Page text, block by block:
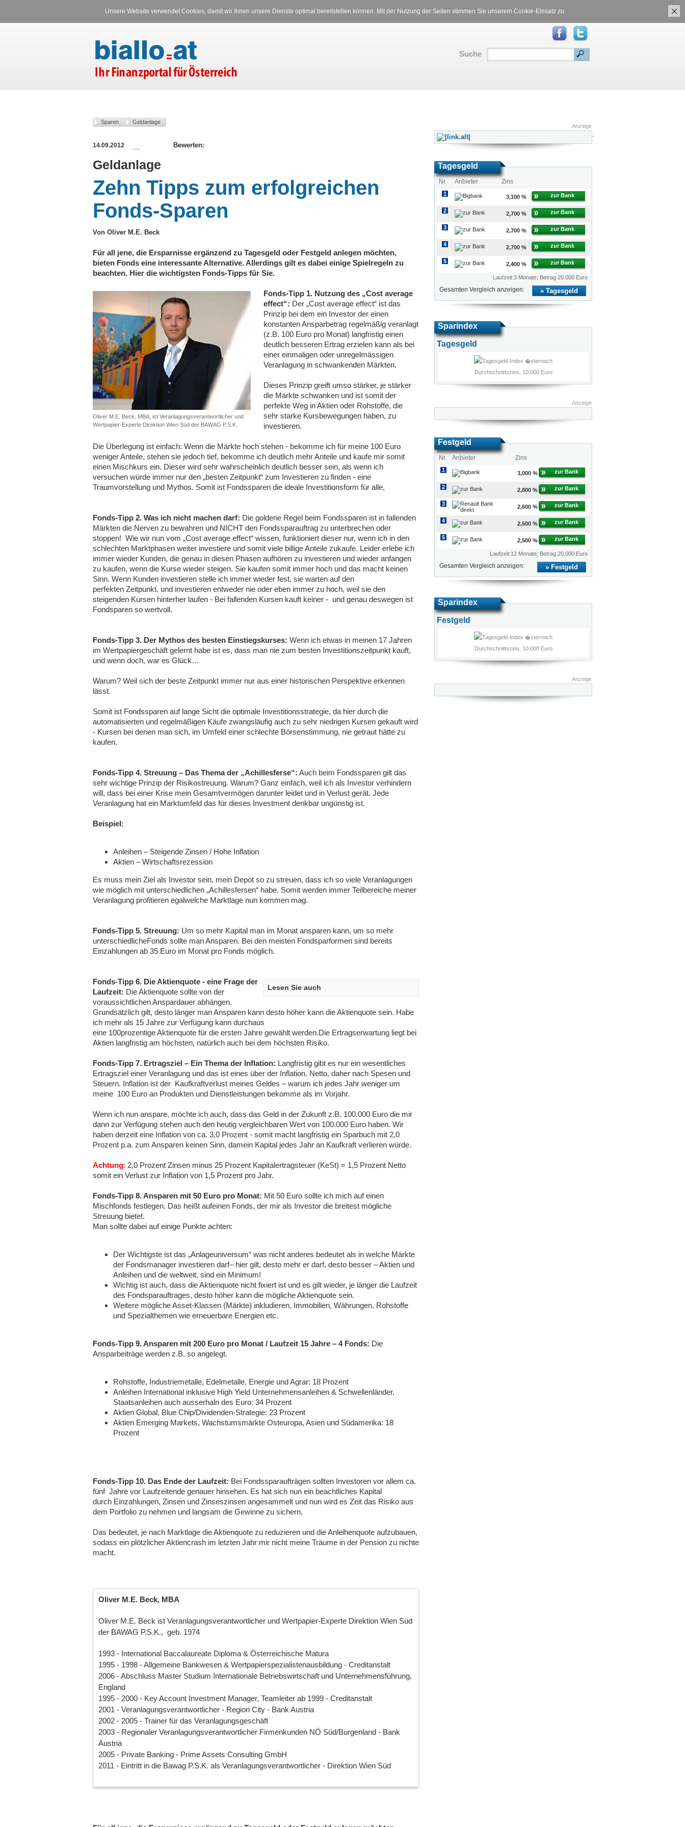
Unsere Website verwendet Cookies, damit wir Ihnen unsere Dienste optimal bereitstellen können. Mit der Nutzung der Seiten stimmen Sie unserem Cookie-Einsatz zu
Suche
Sparen Geldanlage
14.09.2012
Geldanlage
Zehn Tipps zum erfolgreichen
Fonds-Sparen
Von Oliver M.E. Beck
Für all jene, die Ersparnisse ergänzend zu Tagesgeld oder Festgeld anlegen möchten,
bieten Fonds eine interessante Alternative. Allerdings gilt es dabei einige Spielregeln zu
beachten. Hier die wichtigsten Fonds-Tipps für Sie.
Oliver M.E. Beck, MBA, ist Veranlagungsverantwortlicher und
Wertpapier-Experte Direktion Wien Süd der BAWAG P.S.K.
Fonds-Tipp 1. Nutzung des „Cost average
effect“: Der „Cost average effect“ ist das
Prinzip bei dem ein Investor der einen
konstanten Ansparbetrag regelmäßig veranlagt
(z.B. 100 Euro pro Monat) langfristig einen
deutlich besseren Ertrag erzielen kann als bei
einer einmaligen oder unregelmässigen
Veranlagung in schwankenden Märkten.
Dieses Prinzip greift umso stärker, je stärker
die Märkte schwanken und ist somit der
perfekte Weg in Aktien oder Rohstoffe, die
sehr starke Kursbewegungen haben, zu
investieren.
Die Überlegung ist einfach: Wenn die Märkte hoch stehen - bekomme ich für meine 100 Euro
weniger Anteile, stehen sie jedoch tief, bekomme ich deutlich mehr Anteile und kaufe mir somit
einen Mischkurs ein. Dieser wird sehr wahrscheinlich deutlich besser sein, als wenn ich
versuchen würde immer nur den „besten Zeitpunkt“ zum Investieren zu finden - eine
Traumvorstellung und Mythos. Somit ist Fondssparen die ideale Investitionsform für alle,
Fonds-Tipp 2. Was ich nicht machen darf: Die goldene Regel beim Fondssparen ist in fallenden
Märkten die Nerven zu bewahren und NICHT den Fondssparauftrag zu unterbrechen oder
stoppen! Wie wir nun vom „Cost average effect“ wissen, funktioniert dieser nur, wenn ich in den
schlechten Marktphasen weiter investiere und somit viele billige Anteile zukaufe. Leider erlebe ich
immer wieder Kunden, die genau in diesen Phasen aufhören zu investieren und wieder anfangen
zu kaufen, wenn die Kurse wieder steigen. Sie kaufen somit immer hoch und das macht keinen
Sinn. Wenn Kunden investieren stelle ich immer wieder fest, sie warten auf den
perfekten Zeitpunkt, und investieren entweder nie oder eben immer zu hoch, weil sie den
steigenden Kursen hinterher laufen - Bei fallenden Kursen kauft keiner - und genau deswegen ist
Fondsparen so wertvoll.
Fonds-Tipp 3. Der Mythos des besten Einstiegskurses: Wenn ich etwas in meinen 17 Jahren
im Wertpapiergeschäft gelernt habe ist es, dass man nie zum besten Investitionszeitpunkt kauft,
und wenn doch, war es Glück…
Warum? Weil sich der beste Zeitpunkt immer nur aus einer historischen Perspektive erkennen
lässt.
Somit ist Fondssparen auf lange Sicht die optimale Investitionsstrategie, da hier durch die
automatisierten und regelmäßigen Käufe zwangsläufig auch zu sehr niedrigen Kursen gekauft wird
- Kursen bei denen man sich, im Umfeld einer schlechte Börsenstimmung, nie getraut hätte zu
kaufen.
Fonds-Tipp 4. Streuung – Das Thema der „Achillesferse“: Auch beim Fondssparen gilt das
sehr wichtige Prinzip der Risikostreuung. Warum? Ganz einfach, weil ich als Investor verhindern
will, dass bei einer Krise mein Gesamtvermögen darunter leidet und in Verlust gerät. Jede
Veranlagung hat ein Marktumfeld das für dieses Investment denkbar ungünstig ist.
Beispiel:
Anleihen – Steigende Zinsen / Hohe Inflation
Aktien – Wirtschaftsrezession
Es muss mein Ziel als Investor sein, mein Depot so zu streuen, dass ich so viele Veranlagungen
wie möglich mit unterschiedlichen „Achillesfersen“ habe. Somit werden immer Teilbereiche meiner
Veranlagung profitieren egalwelche Marktlage nun kommen mag.
Fonds-Tipp 5. Streuung: Um so mehr Kapital man im Monat ansparen kann, um so mehr
unterschiedlicheFonds sollte man Ansparen. Bei den meisten Fondsparformen sind bereits
Einzahlungen ab 35 Euro im Monat pro Fonds möglich.
Lesen Sie auch
Fonds-Tipp 6. Die Aktienquote - eine Frage der
Laufzeit: Die Aktienquote sollte von der
voraussichtlichen Anspardauer abhängen.
Grundsätzlich gilt, desto länger man Ansparen kann desto höher kann die Aktienquote sein. Habe
ich mehr als 15 Jahre zur Verfügung kann durchaus
eine 100prozentige Aktienquote für die ersten Jahre gewählt werden.Die Ertragserwartung liegt bei
Aktien langfristig am höchsten, natürlich auch bei dem höchsten Risiko.
Fonds-Tipp 7. Ertragsziel – Ein Thema der Inflation: Langfristig gibt es nur ein wesentliches
Ertragsziel einer Veranlagung und das ist eines über der Inflation. Netto, daher nach Spesen und
Steuern. Inflation ist der Kaufkraftverlust meines Geldes – warum ich jedes Jahr weniger um
meine 100 Euro an Produkten und Dienstleistungen bekomme als im Vorjahr.
Wenn ich nun anspare, möchte ich auch, dass das Geld in der Zukunft z.B. 100.000 Euro die mir
dann zur Verfügung stehen auch den heutig vergleichbaren Wert von 100.000 Euro haben. Wir
haben derzeit eine Inflation von ca. 3,0 Prozent - somit macht langfristig ein Sparbuch mit 2,0
Prozent p.a. zum Ansparen keinen Sinn, damein Kapital jedes Jahr an Kaufkraft verlieren würde.
Achtung: 2,0 Prozent Zinsen minus 25 Prozent Kapitalertragsteuer (KeSt) = 1,5 Prozent Netto
somit ein Verlust zur Inflation von 1,5 Prozent pro Jahr.
Fonds-Tipp 8. Ansparen mit 50 Euro pro Monat: Mit 50 Euro sollte ich mich auf einen
Mischfonds festlegen. Das heißt aufeinen Fonds, der mir als Investor die breitest mögliche
Streuung bietet.
Man sollte dabei auf einige Punkte achten:
Der Wichtigste ist das „Anlageuniversum“ was nicht anderes bedeutet als in welche Märkte
der Fondsmanager investieren darf– hier gilt, desto mehr er darf, desto besser – Aktien und
Anleihen und die weltweit, sind ein Minimum!
Wichtig ist auch, dass die Aktienquote nicht fixiert ist und es gilt wieder, je länger die Laufzeit
des Fondsparauftrages, desto höher kann die mögliche Aktienquote sein.
Weitere mögliche Asset-Klassen (Märkte) inkludieren, Immobilien, Währungen, Rohstoffe
und Spezialthemen wie erneuerbare Energien etc.
Fonds-Tipp 9. Ansparen mit 200 Euro pro Monat / Laufzeit 15 Jahre – 4 Fonds: Die
Ansparbeiträge werden z.B. so angelegt.
Rohstoffe, Industriemetalle, Edelmetalle, Energie und Agrar: 18 Prozent
Anleihen International inklusive High Yield Unternehmensanleihen & Schwellenländer,
Staatsanleihen auch ausserhaln des Euro: 34 Prozent
Aktien Global, Blue Chip/Dividenden-Strategie: 23 Prozent
Aktien Emerging Markets, Wachstumsmärkte Osteuropa, Asien und Südamerika: 18
Prozent
Fonds-Tipp 10. Das Ende der Laufzeit: Bei Fondssparaufträgen sollten Investoren vor allem ca.
fünf Jahre vor Laufzeitende genauer hinsehen. Es hat sich nun ein beachtliches Kapital
durch Einzahlungen, Zinsen und Zinseszinsen angesammelt und nun wird es Zeit das Risiko aus
dem Portfolio zu nehmen und langsam die Gewinne zu sichern.
Das bedeutet, je nach Marktlage die Aktienquote zu reduzieren und die Anleihenquote aufzubauen,
sodass ein plötzlicher Aktiencrash im letzten Jahr mir nicht meine Träume in der Pension zu nichte
macht.
Oliver M.E. Beck, MBA
Oliver M.E. Beck ist Veranlagungsverantwortlicher und Wertpapier-Experte Direktion Wien Süd
der BAWAG P.S.K., geb. 1974
1993 - International Baccalaureate Diploma & Österreichische Matura
1995 - 1998 - Allgemeine Bankwesen & Wertpapierspezialistenausbildung - Creditanstalt
2006 - Abschluss Master Studium Internationale Betriebswirtschaft und Unternehmensführung,
England
1995 - 2000 - Key Account Investment Manager, Teamleiter ab 1999 - Creditanstalt
2001 - Veranlagungsverantwortlicher - Region City - Bank Austria
2002 - 2005 - Trainer für das Veranlagungsgeschäft
2003 - Regionaler Veranlagungsverantwortlicher Firmenkunden NÖ Süd/Burgenland - Bank
Austria
2005 - Private Banking - Prime Assets Consulting GmbH
2011 - Eintritt in die Bawag P.S.K. als Veranlagungsverantwortlicher - Direktion Wien Süd
Anzeige
Tagesgeld
Nr. Anbieter Zins
1 3,100 % zur Bank
2 2,700 % zur Bank
3 2,700 % zur Bank
4 2,700 % zur Bank
5 2,400 % zur Bank
Laufzeit:3 Monate; Betrag 20.000 Euro
Gesamten Vergleich anzeigen: Tagesgeld
Sparindex
Tagesgeld
Durchschnittszins, 10.000 Euro
Anzeige
Festgeld
Nr. Anbieter Zins
1 3,000 % zur Bank
2 2,800 % zur Bank
3 2,600 % zur Bank
4 2,500 % zur Bank
5 2,500 % zur Bank
Laufzeit:12 Monate; Betrag 20.000 Euro
Gesamten Vergleich anzeigen: Festgeld
Sparindex
Festgeld
Durchschnittszins, 10.000 Euro
Anzeige
.